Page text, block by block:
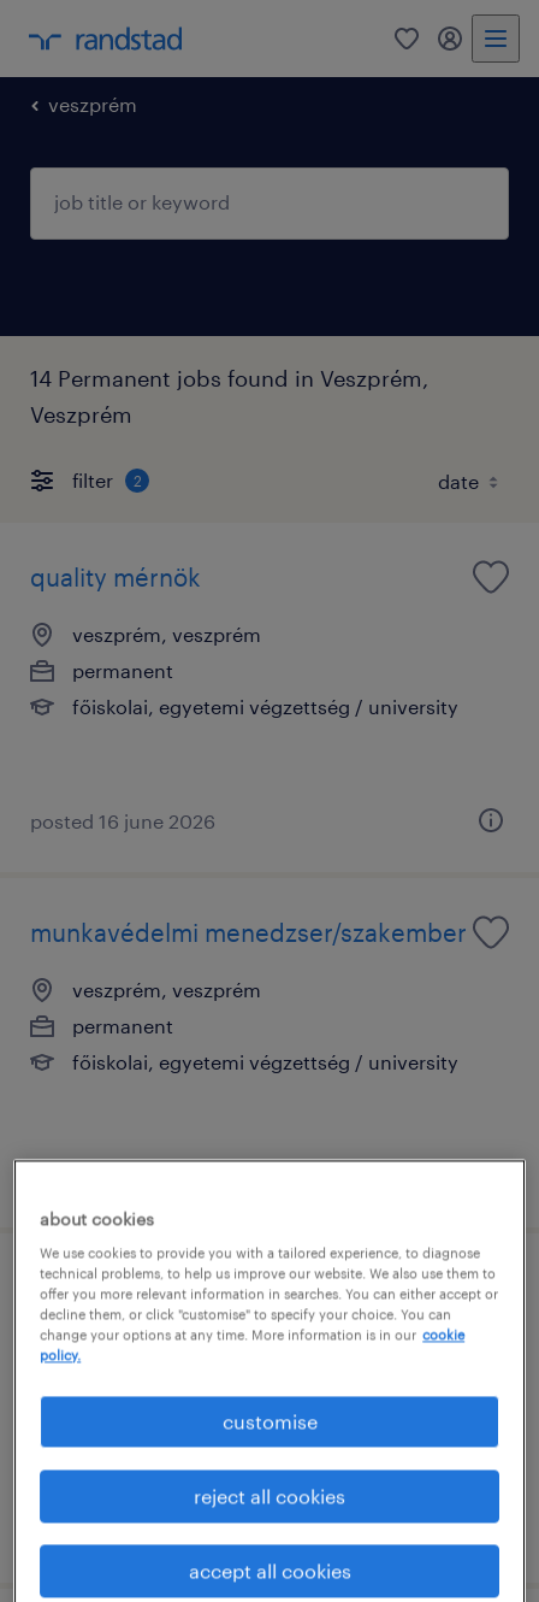
0 my
veszprém
14 Permanent jobs found in Veszprém,
Veszprém
filter 2
quality mérnök
veszprém, veszprém
permanent
főiskolai, egyetemi végzettség / university
posted 16 june 2026
munkavédelmi menedzser/szakember
veszprém, veszprém
permanent
főiskolai, egyetemi végzettség / university
process validation & quality system
engineer
főiskolai, egyetemi végzettség / university
posted 8 july 2026
about cookies
We use cookies to provide you with a tailored experience, to diagnose
technical problems, to help us improve our website. We also use them to
offer you more relevant information in searches. You can either accept or
decline them, or click "customise" to specify your choice. You can
change your options at any time. More information is in our cookie
policy.
customise
reject all cookies
accept all cookies